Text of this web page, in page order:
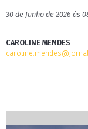
30 de Junho de 2026 às
CAROLINE MENDES